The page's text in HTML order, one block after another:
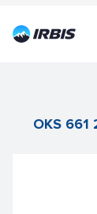
OKS 661